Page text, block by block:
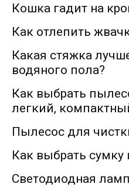
Кошка гадит на
Как отлепить
Какая стяжка
водяного пола?
Как выбрать
легкий,
Пылесос для
Как выбрать
Светодиодная